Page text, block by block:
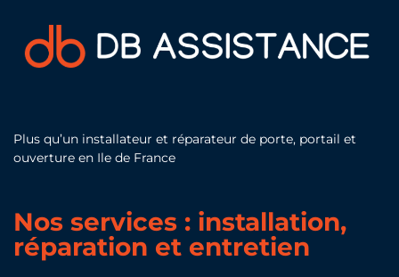
Plus qu’un installateur et réparateur de porte, portail et
ouverture en Ile de France
Nos services : installation,
réparation et entretien